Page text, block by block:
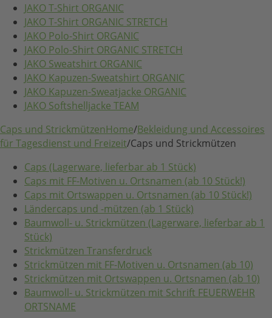
JAKO T-Shirt ORGANIC
JAKO T-Shirt ORGANIC STRETCH
JAKO Polo-Shirt ORGANIC
JAKO Polo-Shirt ORGANIC STRETCH
JAKO Sweatshirt ORGANIC
JAKO Kapuzen-Sweatshirt ORGANIC
JAKO Kapuzen-Sweatjacke ORGANIC
JAKO Softshelljacke TEAM
Caps und StrickmützenHome/Bekleidung und Accessoires
für Tagesdienst und Freizeit/Caps und Strickmützen
Caps (Lagerware, lieferbar ab 1 Stück)
Caps mit FF-Motiven u. Ortsnamen (ab 10 Stück!)
Caps mit Ortswappen u. Ortsnamen (ab 10 Stück!)
Ländercaps und -mützen (ab 1 Stück)
Baumwoll- u. Strickmützen (Lagerware, lieferbar ab 1
Stück)
Strickmützen Transferdruck
Strickmützen mit FF-Motiven u. Ortsnamen (ab 10)
Strickmützen mit Ortswappen u. Ortsnamen (ab 10)
Baumwoll- u. Strickmützen mit Schrift FEUERWEHR
ORTSNAME